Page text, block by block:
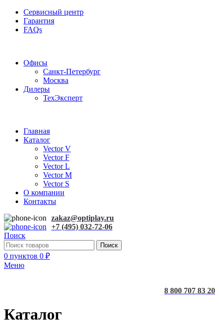
Сервисный центр
Гарантия
FAQs
Офисы
Санкт-Петербург
Москва
Дилеры
ТехЭксперт
Главная
Каталог
Vector V
Vector F
Vector L
Vector M
Vector S
О компании
Контакты
zakaz@optiplay.ru
+7 (495) 032-72-06
Поиск
Поиск
0 пунктов 0 ₽
Меню
8 800 707 83 20
Каталог